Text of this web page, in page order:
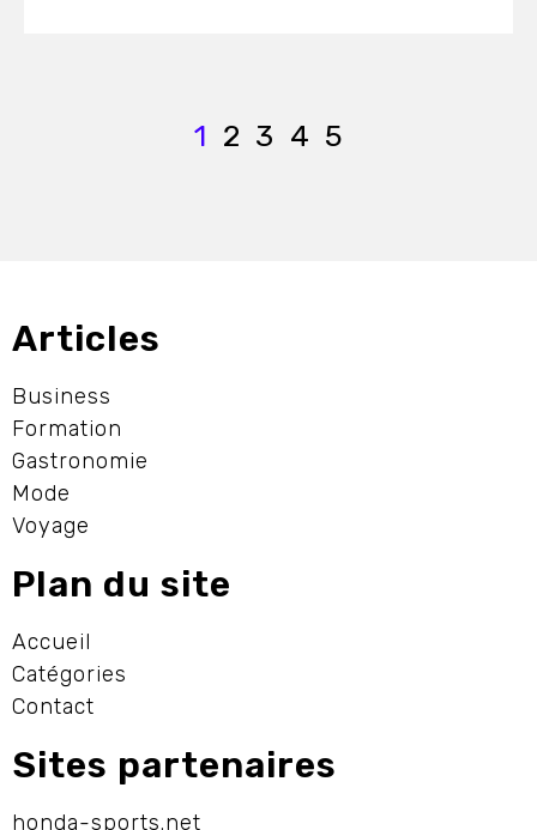
1 2 3 4 5
Articles
Business
Formation
Gastronomie
Mode
Voyage
Plan du site
Accueil
Catégories
Contact
Sites partenaires
honda-sports.net